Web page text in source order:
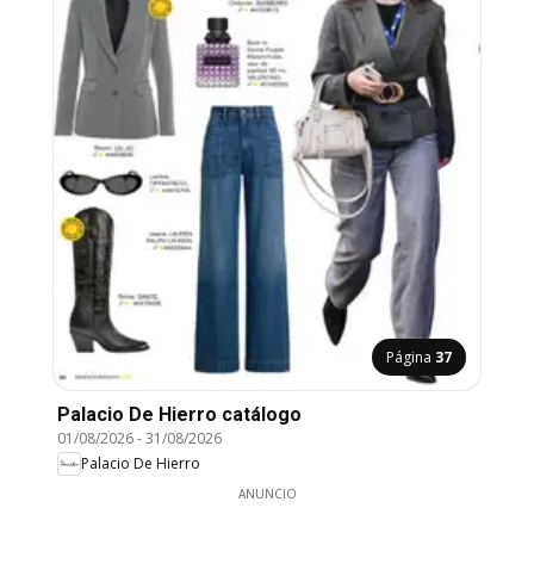
Página 37
Palacio De Hierro catálogo
01/08/2026-31/08/2026
Palacio De Hierro
ANUNCIO